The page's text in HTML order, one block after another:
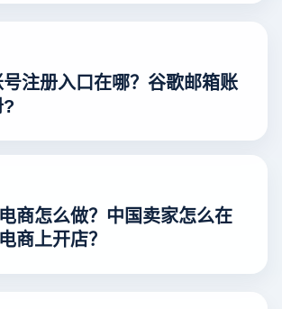
注册入口在哪？谷歌邮箱账
商怎么做？中国卖家怎么在
商上开店？